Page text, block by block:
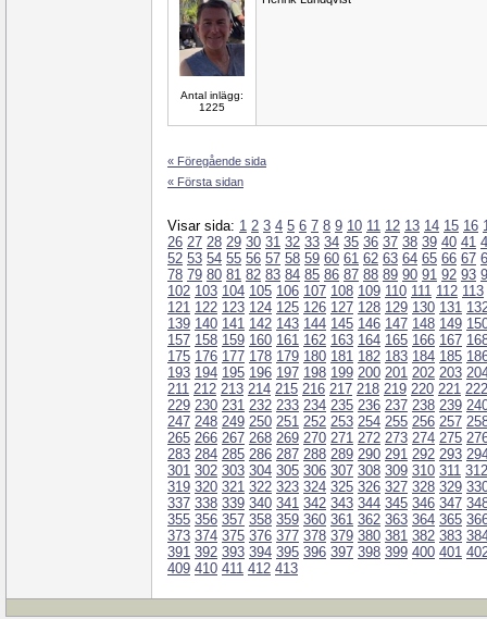
Antal inlägg:
1225
« Föregående sida
« Första sidan
Visar sida: 1 2 3 4 5 6 7 8 9 10 11 12 13 14 15 16
26 27 28 29 30 31 32 33 34 35 36 37 38 39 40 41
52 53 54 55 56 57 58 59 60 61 62 63 64 65 66 67
78 79 80 81 82 83 84 85 86 87 88 89 90 91 92 93
102 103 104 105 106 107 108 109 110 111 112 113
121 122 123 124 125 126 127 128 129 130 131
139 140 141 142 143 144 145 146 147 148 149
157 158 159 160 161 162 163 164 165 166 167
175 176 177 178 179 180 181 182 183 184 185
193 194 195 196 197 198 199 200 201 202 203
211 212 213 214 215 216 217 218 219 220 221 222
229 230 231 232 233 234 235 236 237 238 239
247 248 249 250 251 252 253 254 255 256 257
265 266 267 268 269 270 271 272 273 274 275
283 284 285 286 287 288 289 290 291 292 293
301 302 303 304 305 306 307 308 309 310 311 312
319 320 321 322 323 324 325 326 327 328 329
337 338 339 340 341 342 343 344 345 346 347
355 356 357 358 359 360 361 362 363 364 365
373 374 375 376 377 378 379 380 381 382 383
391 392 393 394 395 396 397 398 399 400 401
409 410 411 412 413